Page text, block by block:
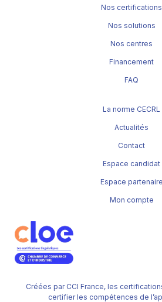
Créées par CCI France, les
certifier les compétences de
Nos certifications
Nos solutions
Nos centres
Financement
FAQ
La norme CECRL
Actualités
Contact
Espace candidat
Espace partenaire
Mon compte